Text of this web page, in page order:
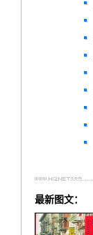
最新图文：